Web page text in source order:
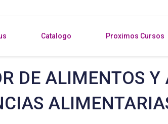
Catalogo Proximos Cursos
DE ALIMENTOS Y